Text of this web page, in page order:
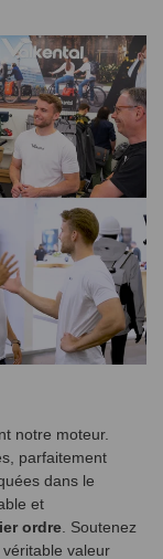
notre moteur.
parfaitement
dans le
et
ordre . Soutenez
valeur